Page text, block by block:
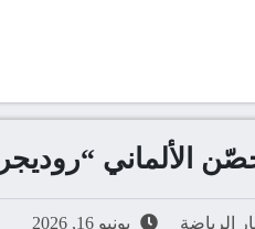
الألماني “روديجر”
الرياضة يونيو 16, 2026